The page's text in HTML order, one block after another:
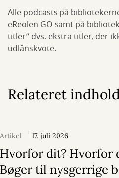
Alle podcasts på
eReolen GO samt på
titler” dvs. ekstra titler, der
udlånskvote.
Relateret indhold
Artikel 17. juli 2026
Hvorfor dit? Hvorfor
Bøger til nysgerrige